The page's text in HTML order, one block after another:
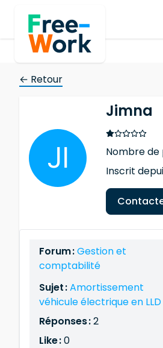
← Retour
Jimna
Nombre de
Inscrit
Forum :Gestion et
comptabilité
Sujet :Amortissement
véhicule électrique en LLD
Réponses :2
Like :0